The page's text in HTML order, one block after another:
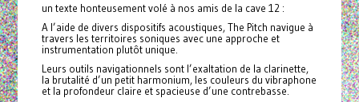
un texte honteusement volé à nos amis de la cave 12 :
A l’aide de divers dispositifs acoustiques, The Pitch navigue à
travers les territoires soniques avec une approche et
instrumentation plutôt unique.
Leurs outils navigationnels sont l’exaltation de la clarinette,
la brutalité d’un petit harmonium, les couleurs du vibraphone
et la profondeur claire et spacieuse d’une contrebasse.